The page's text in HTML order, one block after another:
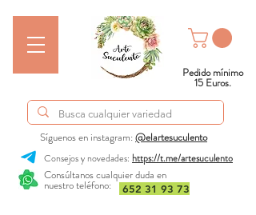
Consúltanos cualquier duda en
nuestro teléfono:
Síguenos en instagram:@elartesuculento
652 31 93 73
Consejos y novedades: https://t.me/artesuculento
Pedido mínimo
15 Euros.